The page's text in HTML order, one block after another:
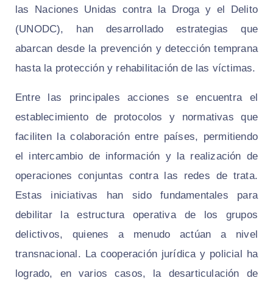
las Naciones Unidas contra la Droga y el Delito
(UNODC), han desarrollado estrategias que
abarcan desde la prevención y detección temprana
hasta la protección y rehabilitación de las víctimas.
Entre las principales acciones se encuentra el
establecimiento de protocolos y normativas que
faciliten la colaboración entre países, permitiendo
el intercambio de información y la realización de
operaciones conjuntas contra las redes de trata.
Estas iniciativas han sido fundamentales para
debilitar la estructura operativa de los grupos
delictivos, quienes a menudo actúan a nivel
transnacional. La cooperación jurídica y policial ha
logrado, en varios casos, la desarticulación de